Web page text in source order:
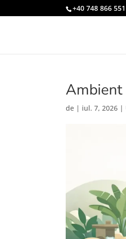
+40 748 866 551
de | iul. 7, 2026 |